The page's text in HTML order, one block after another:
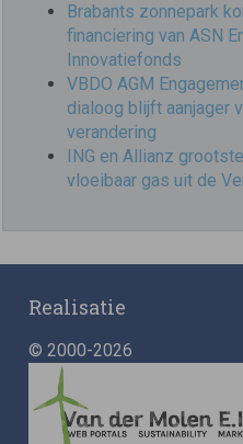
Brabants zonnepark
financiering van ASN
Innovatiefonds
VBDO AGM
dialoog blijft aanjager
verandering
ING en Allianz
vloeibaar gas uit de
Realisatie
© 2000-2026